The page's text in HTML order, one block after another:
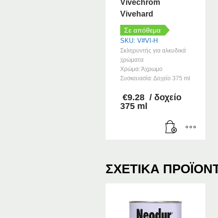
Vivechrom
Vivehard
Σε απόθεμα
SKU: V#VI-H
Σκληρυντής για αλκυδικά
χρώματα
Χρώμα: Άχρωμο
Συσκευασία: Δοχείο 375 ml
€9.28 / δοχείο
375 ml
ΣΧΕΤΙΚΆ